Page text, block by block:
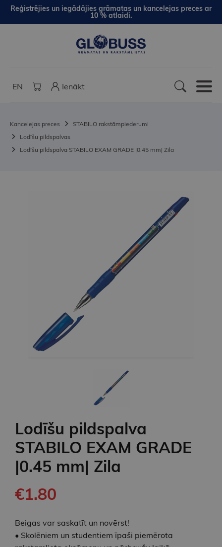
Reģistrējies un iegādājies grāmatas un kancelejas preces ar
10 % atlaidi.
EN Ienākt
Kancelejas preces
STABILO rakstāmpiederumi
Lodīšu pildspalvas
Lodīšu pildspalva STABILO EXAM GRADE |0.45 mm| Zila
Lodīšu pildspalva
STABILO EXAM GRADE
|0.45 mm| Zila
€1.80
Beigas var saskatīt un novērst!
• Skolēniem un studentiem īpaši piemērota